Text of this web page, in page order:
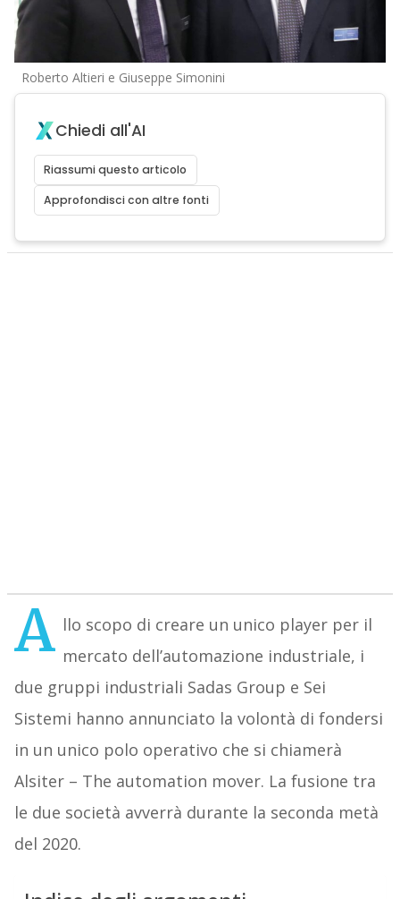
Roberto Altieri e Giuseppe Simonini
Chiedi all'AI
Riassumi questo articolo
Approfondisci con altre fonti
A llo scopo di creare un unico player per il
mercato dell’automazione industriale, i
due gruppi industriali Sadas Group e Sei
Sistemi hanno annunciato la volontà di fondersi
in un unico polo operativo che si chiamerà
Alsiter – The automation mover. La fusione tra
le due società avverrà durante la seconda metà
del 2020.